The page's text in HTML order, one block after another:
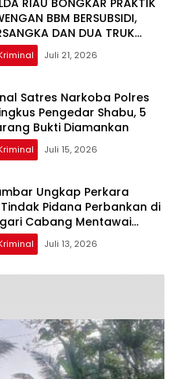
BBM BERSUBSIDI,
DAN DUA TRUK
Juli 21, 2026
Satres Narkoba Polres
Pengedar Shabu, 5
Bukti Diamankan
Juli 15, 2026
Ungkap Perkara
Pidana Perbankan di
Cabang Mentawai
3 Orang Ditetapkan
Juli 13, 2026